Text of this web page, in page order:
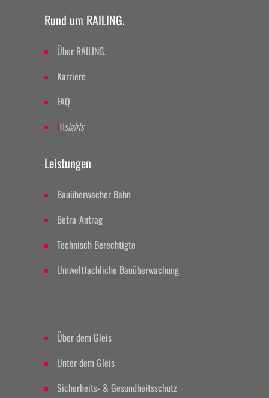
Rund um RAILING.
Über RAILING.
Karriere
FAQ
INsights
Leistungen
Bauüberwacher Bahn
Betra-Antrag
Technisch Berechtigte
Umweltfachliche Bauüberwachung
Über dem Gleis
Unter dem Gleis
Sicherheits- & Gesundheitsschutz